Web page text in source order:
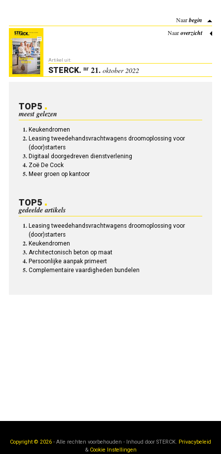
Naarbegin
Naaroverzicht
Artikel uit:
STERCK. nr21. oktober 2022
TOP5
meest gelezen
Keukendromen
Leasing tweedehandsvrachtwagens droomoplossing voor
(door)starters
Digitaal doorgedreven dienstverlening
Zoë De Cock
Meer groen op kantoor
TOP5
gedeelde artikels
Leasing tweedehandsvrachtwagens droomoplossing voor
(door)starters
Keukendromen
Architectonisch beton op maat
Persoonlijke aanpak primeert
Complementaire vaardigheden bundelen
Copyright © 2026 - Alle rechten voorbehouden - Inhoud door STERCK. Privacybeleid
& Cookie Instellingen